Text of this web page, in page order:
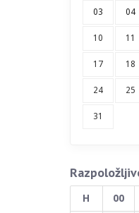
03 04
10 11
17 18
24 25
31
H 00